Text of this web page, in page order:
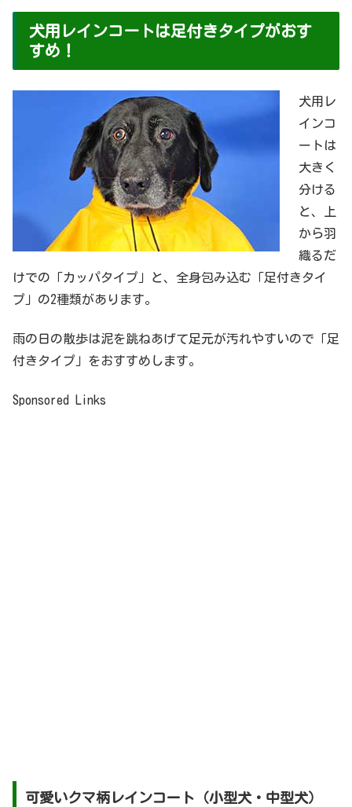
犬用レインコートは足付きタイプがおす
すめ！
犬用レ
インコ
ートは
大きく
分ける
と、上
から羽
織るだ
けでの「カッパタイプ」と、全身包み込む「足付きタイ
プ」の2種類があります。
雨の日の散歩は泥を跳ねあげて足元が汚れやすいので「足
付きタイプ」をおすすめします。
Sponsored Links
可愛いクマ柄レインコート（小型犬・中型犬）